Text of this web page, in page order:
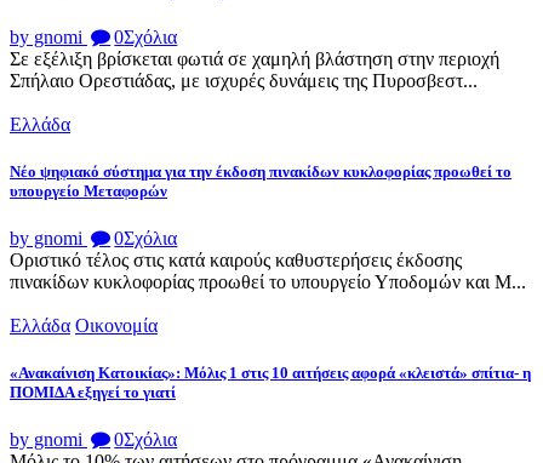
by gnomi 0Σχόλια
Σε εξέλιξη βρίσκεται φωτιά σε χαμηλή βλάστηση στην περιοχή
Σπήλαιο Ορεστιάδας, με ισχυρές δυνάμεις της Πυροσβεστ...
Ελλάδα
Νέο ψηφιακό σύστημα για την έκδοση πινακίδων κυκλοφορίας προωθεί το
υπουργείο Μεταφορών
by gnomi 0Σχόλια
Οριστικό τέλος στις κατά καιρούς καθυστερήσεις έκδοσης
πινακίδων κυκλοφορίας προωθεί το υπουργείο Υποδομών και Μ...
Ελλάδα Οικονομία
«Ανακαίνιση Κατοικίας»: Μόλις 1 στις 10 αιτήσεις αφορά «κλειστά» σπίτια- η
ΠΟΜΙΔΑ εξηγεί το γιατί
by gnomi 0Σχόλια